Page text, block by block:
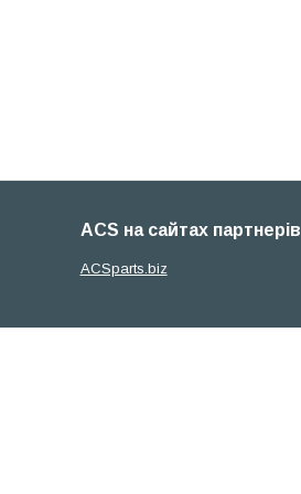
ACS на сайтах партнерів
ACSparts.biz